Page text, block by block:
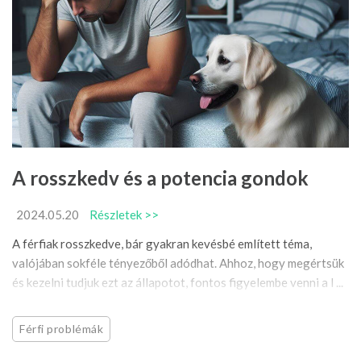
A rosszkedv és a potencia gondok
2024.05.20
Részletek >>
A férfiak rosszkedve, bár gyakran kevésbé említett téma,
valójában sokféle tényezőből adódhat. Ahhoz, hogy megértsük
és kezelni tudjuk ezt az állapotot, fontos figyelembe venni a l ...
Férfi problémák